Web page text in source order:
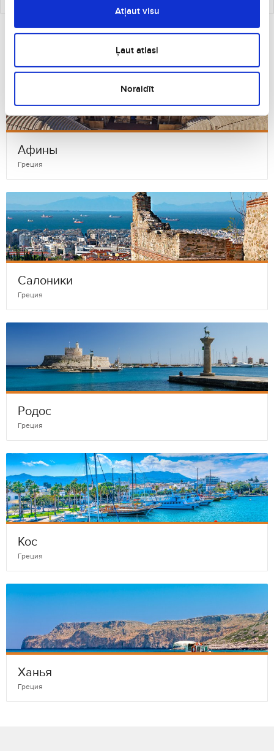
Atļaut visu
Ļaut atlasi
Noraidīt
Другие города Греция, которые могут
Афины
Греция
Салоники
Греция
Родос
Греция
Кос
Греция
Ханья
Греция